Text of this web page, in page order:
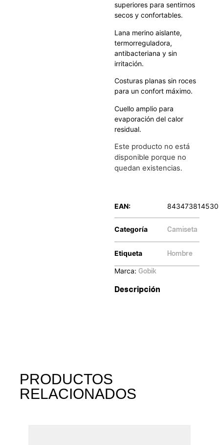
superiores para sentirnos
secos y confortables.
Lana merino aislante,
termorreguladora,
antibacteriana y sin
irritación.
Costuras planas sin roces
para un confort máximo.
Cuello amplio para
evaporación del calor
residual.
Este producto no está
disponible porque no
quedan existencias.
EAN:
Categoría Camiseta
Etiqueta Hombre
Marca: Gobik
Descripción
PRODUCTOS
RELACIONADOS